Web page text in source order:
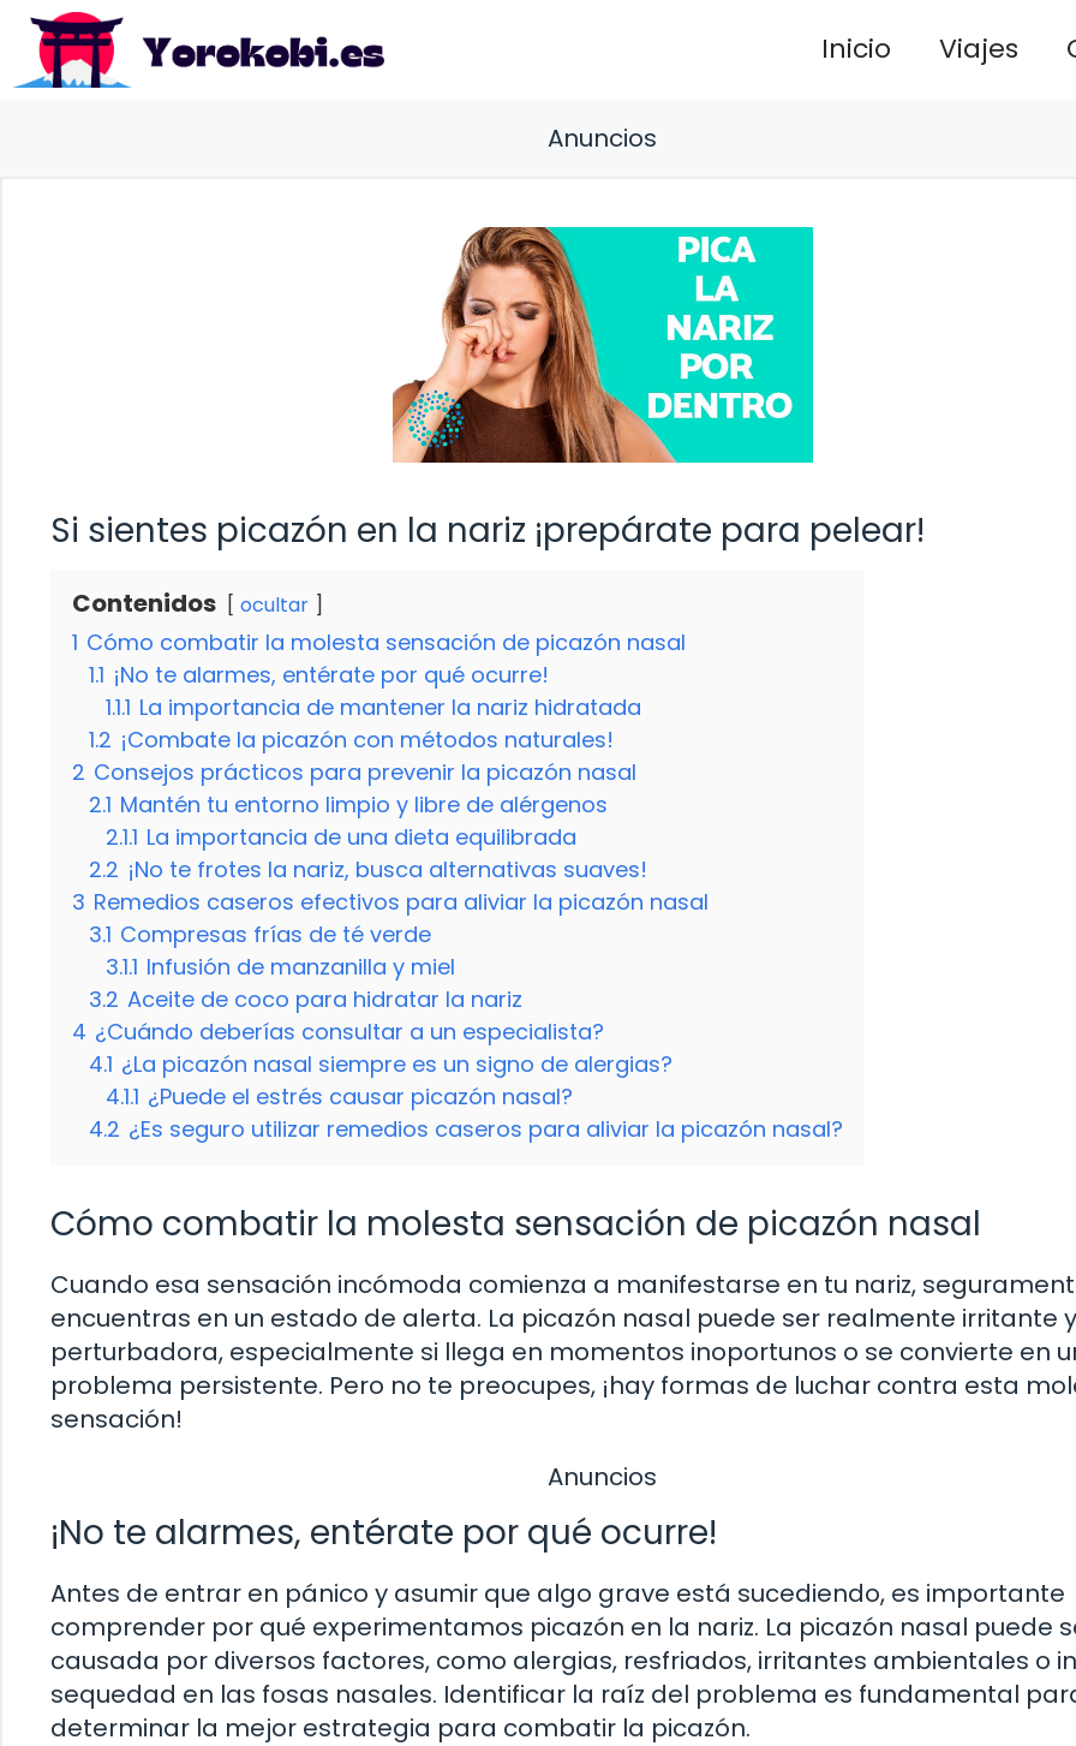
Saltar
contenido
Inicio Viajes
Anuncios
Si sientes picazón en la nariz ¡prepárate para pelear!
Contenidos ocultar
1 Cómo combatir la molesta sensación de picazón nasal
1.1 ¡No te alarmes, entérate por qué ocurre!
1.1.1 La importancia de mantener la nariz hidratada
1.2 ¡Combate la picazón con métodos naturales!
2 Consejos prácticos para prevenir la picazón nasal
2.1 Mantén tu entorno limpio y libre de alérgenos
2.1.1 La importancia de una dieta equilibrada
2.2 ¡No te frotes la nariz, busca alternativas suaves!
3 Remedios caseros efectivos para aliviar la picazón nasal
3.1 Compresas frías de té verde
3.1.1 Infusión de manzanilla y miel
3.2 Aceite de coco para hidratar la nariz
4 ¿Cuándo deberías consultar a un especialista?
4.1 ¿La picazón nasal siempre es un signo de alergias?
4.1.1 ¿Puede el estrés causar picazón nasal?
4.2 ¿Es seguro utilizar remedios caseros para aliviar la picazón nasal?
Cómo combatir la molesta sensación de picazón nasal
Cuando esa sensación incómoda comienza a manifestarse en tu nariz,
encuentras en un estado de alerta. La picazón nasal puede ser realmente irritante y
perturbadora, especialmente si llega en momentos inoportunos o se convierte en
problema persistente. Pero no te preocupes, ¡hay formas de luchar contra esta
sensación!
Anuncios
¡No te alarmes, entérate por qué ocurre!
Antes de entrar en pánico y asumir que algo grave está sucediendo, es importante
comprender por qué experimentamos picazón en la nariz. La picazón nasal puede
causada por diversos factores, como alergias, resfriados, irritantes ambientales o
sequedad en las fosas nasales. Identificar la raíz del problema es fundamental
determinar la mejor estrategia para combatir la picazón.